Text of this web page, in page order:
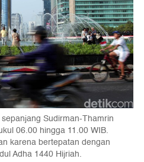
Sudirman-Thamrin
06.00 hingga 11.00 WIB.
karena bertepatan dengan
Adha 1440 Hijriah.